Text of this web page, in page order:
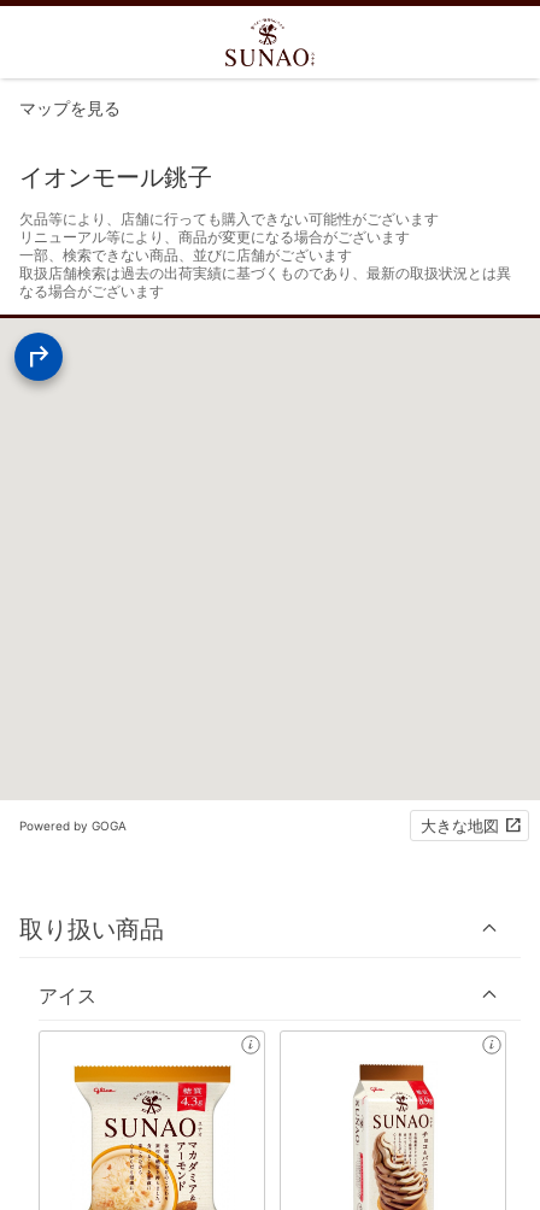
マップを見る
イオンモール銚子
欠品等により、店舗に行っても購入できない可能性がございます
リニューアル等により、商品が変更になる場合がございます
一部、検索できない商品、並びに店舗がございます
取扱店舗検索は過去の出荷実績に基づくものであり、最新の取扱状況とは異
なる場合がございます
Powered by GOGA 大きな地図
取り扱い商品
アイス